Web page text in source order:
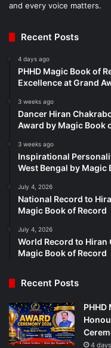
and every voice matters.
Recent Posts
4 days ago
PHHD Magic Book of
Excellence at Grand
3 weeks ago
Dancer Hiran
Award by Magic Book
3 weeks ago
Inspirational
West Bengal by Magic
July 4, 2026
National Record to
Magic Book of Record
July 4, 2026
World Record to
Magic Book of Record
Recent Posts
4